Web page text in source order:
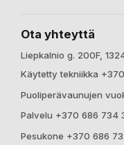
Ota yhteyttä
Liepkalnio g. 200F,
Käytetty tekniikka
Puoliperävaunujen
Palvelu +370 686 734
Pesukone +370 686